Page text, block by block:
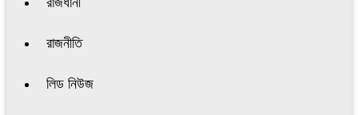
রাজনীতি
লিড নিউজ